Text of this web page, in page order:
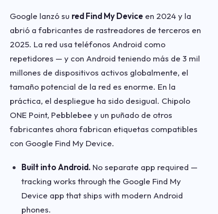
Google lanzó su red Find My Device en 2024 y la
abrió a fabricantes de rastreadores de terceros en
2025. La red usa teléfonos Android como
repetidores — y con Android teniendo más de 3 mil
millones de dispositivos activos globalmente, el
tamaño potencial de la red es enorme. En la
práctica, el despliegue ha sido desigual. Chipolo
ONE Point, Pebblebee y un puñado de otros
fabricantes ahora fabrican etiquetas compatibles
con Google Find My Device.
Built into Android. No separate app required —
tracking works through the Google Find My
Device app that ships with modern Android
phones.